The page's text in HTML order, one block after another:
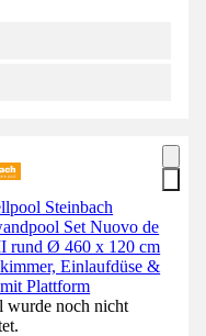
Steinbach
Set Nuovo de
rund Ø 460 x 120 cm
Einlaufdüse &
Plattform
wurde noch nicht